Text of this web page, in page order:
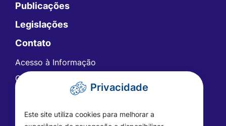
Publicações
Legislações
Contato
Acesso à Informação
Ouvidoria
Carta de Serviços
Telefones Úteis
Privacidade
Este site utiliza cookies para melhorar a